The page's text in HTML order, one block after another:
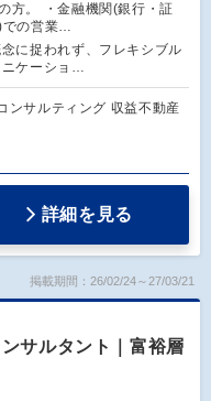
方。 ・金融機関(銀行・証
での営業…
に捉われず、フレキシブル
ニケーショ…
ンサルティング 収益不動産
詳細を見る
掲載期間：26/02/24～27/03/21
サルタント｜富裕層